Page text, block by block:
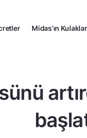
Midas’ın